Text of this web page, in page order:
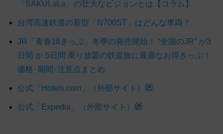
「SAKULaLa」の壮大なビジョンとは【コラム】
台湾高速鉄道の新型「N700ST」はどんな車両？
JR「青春18きっぷ」冬季の発売開始！ “全国のJR” が3
日間 か 5日間 乗り放題の鉄道旅に最適なお得きっぷ！
価格･期間･注意点まとめ
公式「Hotels.com」（外部サイト）
公式「Expedia」（外部サイト）